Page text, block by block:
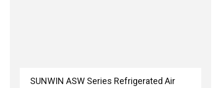
SUNWIN ASW Series Refrigerated Air